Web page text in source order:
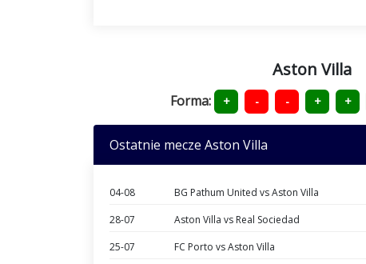
Aston Villa
Forma: + - - + +
Ostatnie mecze Aston Villa
04-08 BG Pathum United vs Aston Villa
28-07 Aston Villa vs Real Sociedad
25-07 FC Porto vs Aston Villa